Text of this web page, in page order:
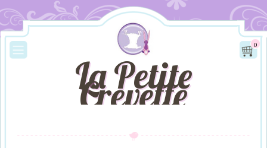
La Petite
Crevette
0